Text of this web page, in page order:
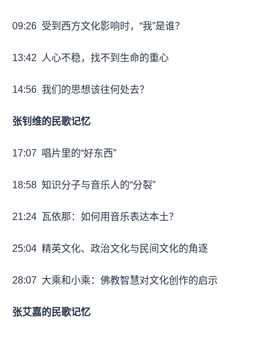
09:26 受到西方文化影响时，“我”是谁？
13:42 人心不稳，找不到生命的重心
14:56 我们的思想该往何处去？
张钊维的民歌记忆
17:07 唱片里的“好东西”
18:58 知识分子与音乐人的“分裂”
21:24 瓦依那：如何用音乐表达本土？
25:04 精英文化、政治文化与民间文化的角逐
28:07 大乘和小乘：佛教智慧对文化创作的启示
张艾嘉的民歌记忆